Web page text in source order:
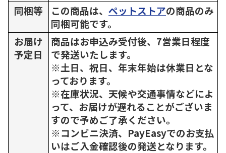
同梱等
この商品は、 ペットストアの商品のみ
同梱可能です。
お届け
予定日
商品はお申込み受付後、7営業日程度
で発送いたします。
※土日、祝日、年末年始は休業日とな
っております。
※在庫状況、天候や交通事情などによ
って、お届けが遅れることがございま
すので予めご了承ください。
※コンビニ決済、PayEasyでのお支払
いはご入金確認後の発送となります。